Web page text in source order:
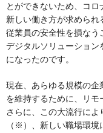
とができないため、コ
新しい働き方が求められ
従業員の安全性を損なう
デジタルソリューション
になったのです。
現在、あらゆる規模の企
を維持するために、リモ
さらに、この大流行に
（※）、新しい職場環